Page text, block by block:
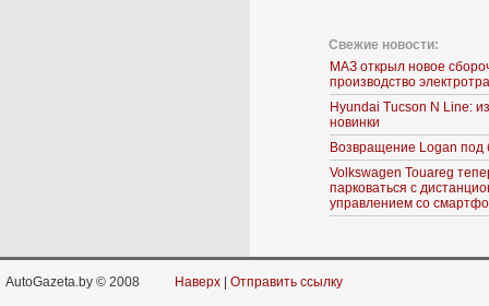
Свежие новости:
МАЗ открыл новое
производство
Hyundai Tucson N Line:
новинки
Возвращение Logan под
Volkswagen Touareg
парковаться с
управлением со
AutoGazeta.by © 2008 Наверх Отправить ссылку